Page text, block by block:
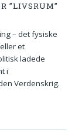
”LIVSRUM”
– det fysiske
et
ladede
i
Verdenskrig.